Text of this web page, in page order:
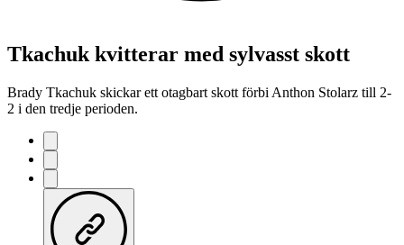
Tkachuk kvitterar med sylvasst skott
Brady Tkachuk skickar ett otagbart skott förbi Anthon Stolarz till 2-
2 i den tredje perioden.